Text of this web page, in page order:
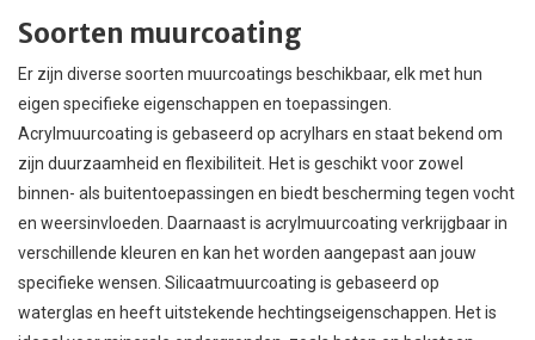
Soorten muurcoating
Er zijn diverse soorten muurcoatings beschikbaar, elk met hun
eigen specifieke eigenschappen en toepassingen.
Acrylmuurcoating is gebaseerd op acrylhars en staat bekend om
zijn duurzaamheid en flexibiliteit. Het is geschikt voor zowel
binnen- als buitentoepassingen en biedt bescherming tegen vocht
en weersinvloeden. Daarnaast is acrylmuurcoating verkrijgbaar in
verschillende kleuren en kan het worden aangepast aan jouw
specifieke wensen. Silicaatmuurcoating is gebaseerd op
waterglas en heeft uitstekende hechtingseigenschappen. Het is